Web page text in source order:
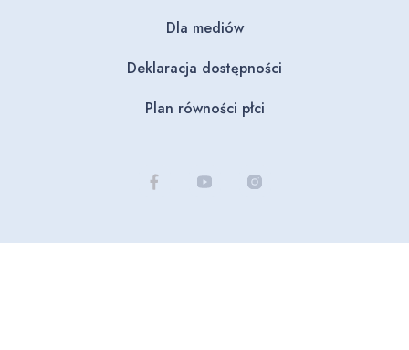
Dla mediów
Deklaracja dostępności
Plan równości płci